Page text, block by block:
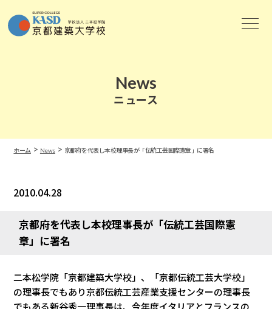
News
ニュース
ホーム > News> 京都府を代表し本校理事長が「伝統工芸国際憲章」に署名
2010.04.28
京都府を代表し本校理事長が「伝統工芸国際憲
章」に署名
二本松学院「京都建築大学校」、「京都伝統工芸大学校」
の理事長でもあり京都伝統工芸産業支援センターの理事長
でもある新谷秀一理事長は、今年度イタリアとフランスの